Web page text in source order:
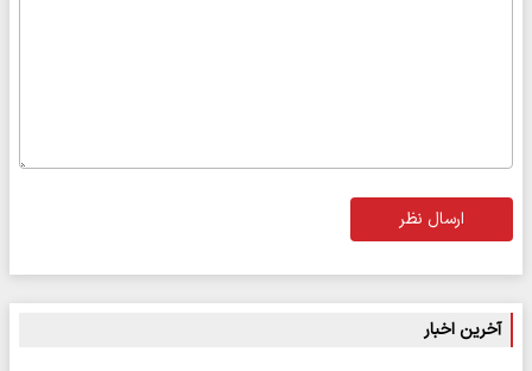
ارسال نظر
آخرین اخبار